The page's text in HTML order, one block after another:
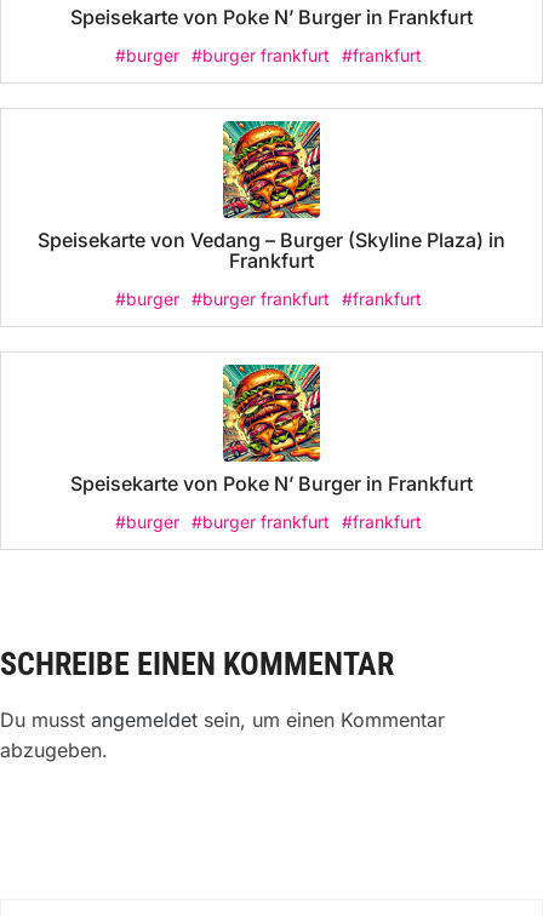
Speisekarte von Poke N’ Burger in Frankfurt
#burger #burger frankfurt #frankfurt
Speisekarte von Vedang – Burger (Skyline Plaza) in
Frankfurt
#burger #burger frankfurt #frankfurt
Speisekarte von Poke N’ Burger in Frankfurt
#burger #burger frankfurt #frankfurt
SCHREIBE EINEN KOMMENTAR
Du musst angemeldet sein, um einen Kommentar
abzugeben.